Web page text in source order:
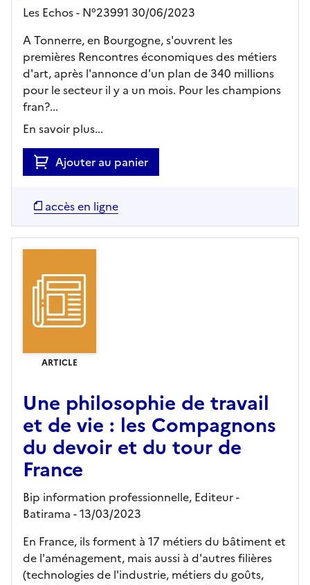
Les Echos - N°23991 30/06/2023
A Tonnerre, en Bourgogne, s'ouvrent les
premières Rencontres économiques des métiers
d'art, après l'annonce d'un plan de 340 millions
pour le secteur il y a un mois. Pour les champions
fran?...
En savoir plus...
Ajouter au panier
accès en ligne
ARTICLE
Une philosophie de travail
et de vie : les Compagnons
du devoir et du tour de
France
Bip information professionnelle, Editeur-
Batirama - 13/03/2023
En France, ils forment à 17 métiers du bâtiment et
de l'aménagement, mais aussi à d'autres filières
(technologies de l'industrie, métiers du goûts,